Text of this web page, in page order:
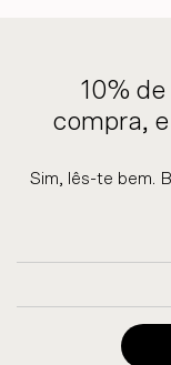
10%
compra,
Sim, lês-te bem.